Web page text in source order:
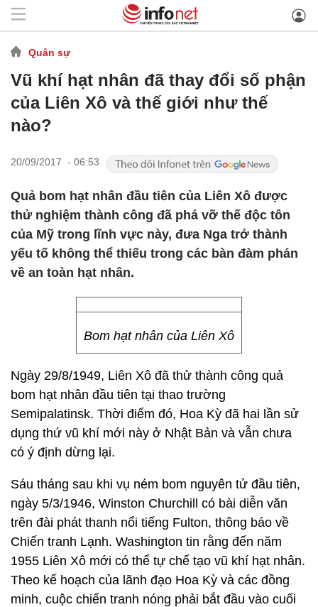
Quân sự
Vũ khí hạt nhân đã thay đổi số phận
của Liên Xô và thế giới như thế
nào?
20/09/2017 - 06:53
Quả bom hạt nhân đầu tiên của Liên Xô được
thử nghiệm thành công đã phá vỡ thế độc tôn
của Mỹ trong lĩnh vực này, đưa Nga trở thành
yếu tố không thể thiếu trong các bàn đàm phán
về an toàn hạt nhân.
Bom hạt nhân của Liên Xô
Ngày 29/8/1949, Liên Xô đã thử thành công quả
bom hạt nhân đầu tiên tại thao trường
Semipalatinsk. Thời điểm đó, Hoa Kỳ đã hai lần sử
dụng thứ vũ khí mới này ở Nhật Bản và vẫn chưa
có ý định dừng lại.
Sáu tháng sau khi vụ ném bom nguyên tử đầu tiên,
ngày 5/3/1946, Winston Churchill có bài diễn văn
trên đài phát thanh nổi tiếng Fulton, thông báo về
Chiến tranh Lạnh. Washington tin rằng đến năm
1955 Liên Xô mới có thể tự chế tạo vũ khí hạt nhân.
Theo kế hoạch của lãnh đạo Hoa Kỳ và các đồng
minh, cuộc chiến tranh nóng phải bắt đầu vào cuối